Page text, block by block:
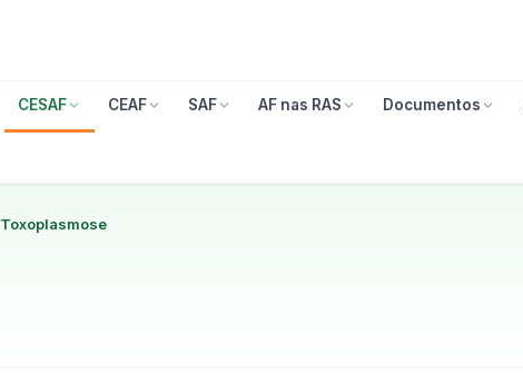
CESAF CEAF SAF AF nas RAS Documentos
Toxoplasmose